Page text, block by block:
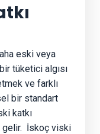
eski veya
tüketici algısı
ve farklı
bir standart
katkı
İskoç viski